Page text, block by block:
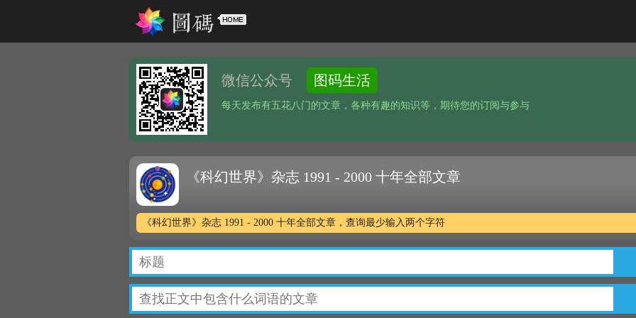
微信公众号 图码生活
每天发布有五花八门的文章，各种有趣的知识等，期待您的订阅与参与
《科幻世界》杂志 1991 - 2000 十年全部文章
《科幻世界》杂志 1991 - 2000 十年全部文章，查询最少输入两个字符